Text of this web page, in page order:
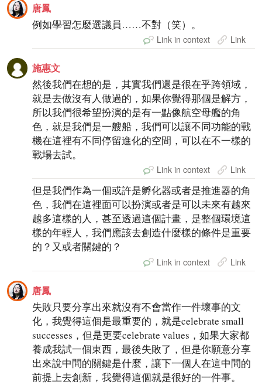
唐鳳
例如學習怎麼選議員……不對（笑）。
Link in context Link
施惠文
然後我們在想的是，其實我們還是很在乎跨領域，
就是去做沒有人做過的，如果你覺得那個是解方，
所以我們很希望扮演的是有一點像航空母艦的角
色，就是我們是一艘船，我們可以讓不同功能的戰
機在這裡有不同停留進化的空間，可以在不一樣的
戰場去試。
Link in context Link
但是我們作為一個或許是孵化器或者是推進器的角
色，我們在這裡面可以扮演或者是可以未來有越來
越多這樣的人，甚至透過這個計畫，是整個環境這
樣的年輕人，我們應該去創造什麼樣的條件是重要
的？又或者關鍵的？
Link in context Link
唐鳳
失敗只要分享出來就沒有不會當作一件壞事的文
化，我覺得這個是最重要的，就是celebrate small
successes，但是更要celebrate values，如果大家都
養成我試一個東西，最後失敗了，但是你願意分享
出來說中間的關鍵是什麼，讓下一個人在這中間的
前提上去創新，我覺得這個就是很好的一件事。